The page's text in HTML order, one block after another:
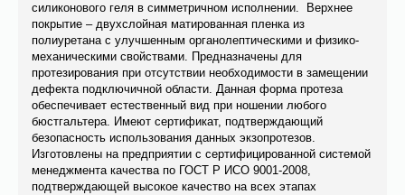
силиконового геля в симметричном исполнении. Верхнее
покрытие – двухслойная матированная пленка из
полиуретана с улучшенным органолептическими и физико-
механическими свойствами. Предназначены для
протезирования при отсутствии необходимости в замещении
дефекта подключичной области. Данная форма протеза
обеспечивает естественный вид при ношении любого
бюстгальтера. Имеют сертификат, подтверждающий
безопасность использования данных экзопротезов.
Изготовлены на предприятии с сертифицированной системой
менеджмента качества по ГОСТ Р ИСО 9001-2008,
подтверждающей высокое качество на всех этапах